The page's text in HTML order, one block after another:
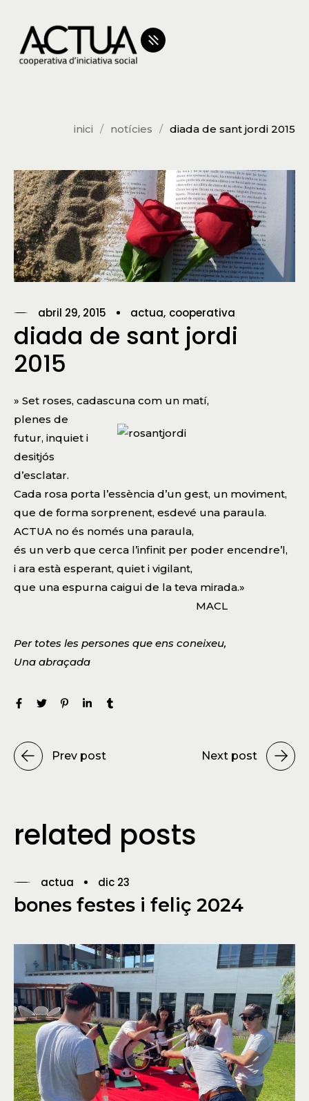
inici notícies diada de sant jordi 2015
abril 29, 2015 actua cooperativa
diada de sant jordi
2015
» Set roses, cadascuna com un matí,
plenes de
futur, inquiet i
desitjós
d’esclatar.
Cada rosa porta l’essència d’un gest, un moviment,
que de forma sorprenent, esdevé una paraula.
ACTUA no és només una paraula,
és un verb que cerca l’infinit per poder encendre’l,
i ara està esperant, quiet i vigilant,
que una espurna caigui de la teva mirada.»
MACL
Per totes les persones que ens coneixeu,
Una abraçada
Prev post Next post
related posts
actua dic 23
bones festes i feliç 2024